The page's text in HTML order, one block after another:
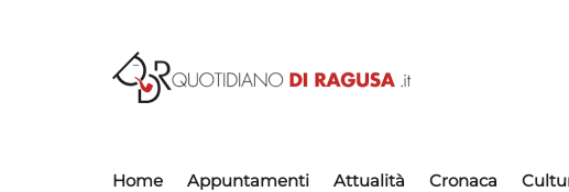
Home Appuntamenti Attualità Cronaca